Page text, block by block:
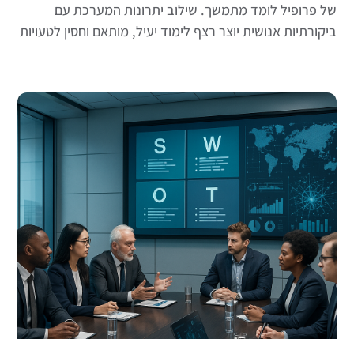
של פרופיל לומד מתמשך. שילוב יתרונות המערכת עם
ביקורתיות אנושית יוצר רצף לימוד יעיל, מותאם וחסין לטעויות